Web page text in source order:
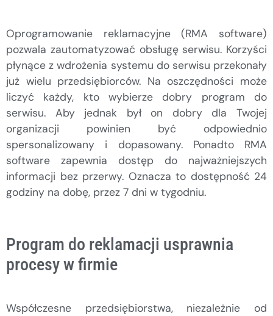
Oprogramowanie reklamacyjne (RMA software)
pozwala zautomatyzować obsługę serwisu. Korzyści
płynące z wdrożenia systemu do serwisu przekonały
już wielu przedsiębiorców. Na oszczędności może
liczyć każdy, kto wybierze dobry program do
serwisu. Aby jednak był on dobry dla Twojej
organizacji powinien być odpowiednio
spersonalizowany i dopasowany. Ponadto RMA
software zapewnia dostęp do najważniejszych
informacji bez przerwy. Oznacza to dostępność 24
godziny na dobę, przez 7 dni w tygodniu.
Program do reklamacji usprawnia
procesy w firmie
Współczesne przedsiębiorstwa, niezależnie od